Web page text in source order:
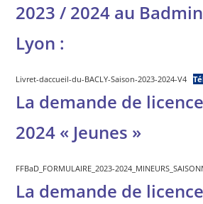
2023 / 2024 au
Lyon :
Livret-daccueil-du-BACLY-Saison-2023-2024-V4
La demande de
2024 « Jeunes »
FFBaD_FORMULAIRE_2023-
La demande de